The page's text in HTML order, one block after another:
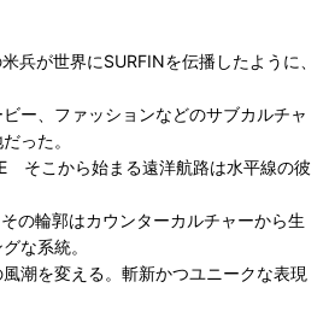
兵が世界にSURFINを伝播したように、
ー、ファッションなどのサブカルチャ
った。
そこから始まる遠洋航路は水平線の彼
の輪郭はカウンターカルチャーから生
な系統。
潮を変える。斬新かつユニークな表現